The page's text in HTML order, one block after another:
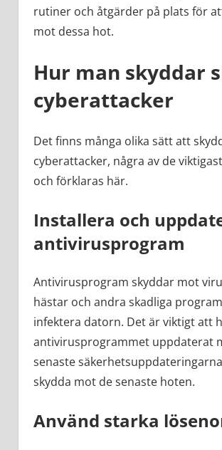
rutiner och åtgärder på plats för
mot dessa hot.
Hur man skyddar
cyberattacker
Det finns många olika sätt att
cyberattacker, några av de
och förklaras här.
Installera och
antivirusprogram
Antivirusprogram skyddar mot
hästar och andra skadliga
infektera datorn. Det är viktigt att
antivirusprogrammet uppdaterat
senaste
skydda mot de senaste hoten.
Använd starka